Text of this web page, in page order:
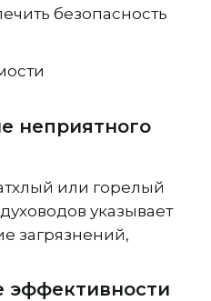
безопасность
неприятного
или горелый
указывает
загрязнений,
эффективности